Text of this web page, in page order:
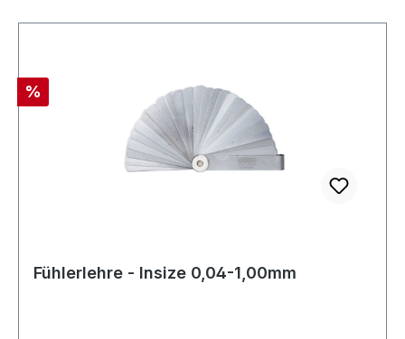
Rabatt
%
Fühlerlehre - Insize 0,04-1,00mm